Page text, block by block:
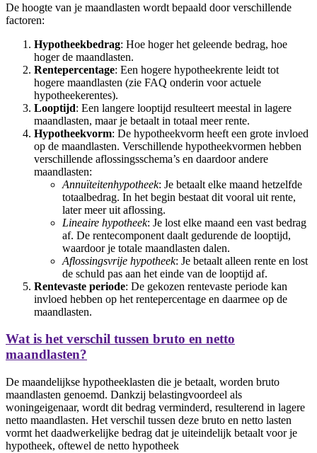
De hoogte van je maandlasten wordt bepaald door verschillende
factoren:
Hypotheekbedrag: Hoe hoger het geleende bedrag, hoe
hoger de maandlasten.
Rentepercentage: Een hogere hypotheekrente leidt tot
hogere maandlasten (zie FAQ onderin voor actuele
hypotheekerentes).
Looptijd: Een langere looptijd resulteert meestal in lagere
maandlasten, maar je betaalt in totaal meer rente.
Hypotheekvorm: De hypotheekvorm heeft een grote invloed
op de maandlasten. Verschillende hypotheekvormen hebben
verschillende aflossingsschema’s en daardoor andere
maandlasten:
Annuïteitenhypotheek: Je betaalt elke maand hetzelfde
totaalbedrag. In het begin bestaat dit vooral uit rente,
later meer uit aflossing.
Lineaire hypotheek: Je lost elke maand een vast bedrag
af. De rentecomponent daalt gedurende de looptijd,
waardoor je totale maandlasten dalen.
Aflossingsvrije hypotheek: Je betaalt alleen rente en lost
de schuld pas aan het einde van de looptijd af.
Rentevaste periode: De gekozen rentevaste periode kan
invloed hebben op het rentepercentage en daarmee op de
maandlasten.
Wat is het verschil tussen bruto en netto
maandlasten?
De maandelijkse hypotheeklasten die je betaalt, worden bruto
maandlasten genoemd. Dankzij belastingvoordeel als
woningeigenaar, wordt dit bedrag verminderd, resulterend in lagere
netto maandlasten. Het verschil tussen deze bruto en netto lasten
vormt het daadwerkelijke bedrag dat je uiteindelijk betaalt voor je
hypotheek, oftewel de netto hypotheek